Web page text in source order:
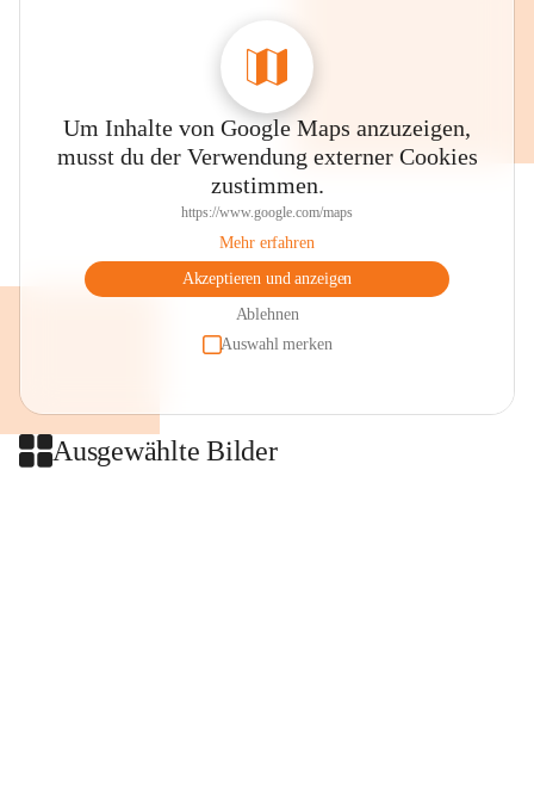
Um Inhalte von Google Maps anzuzeigen,
musst du der Verwendung externer Cookies
zustimmen.
https://www.google.com/maps
Mehr erfahren
Akzeptieren und anzeigen
Ablehnen
Auswahl merken
Ausgewählte Bilder